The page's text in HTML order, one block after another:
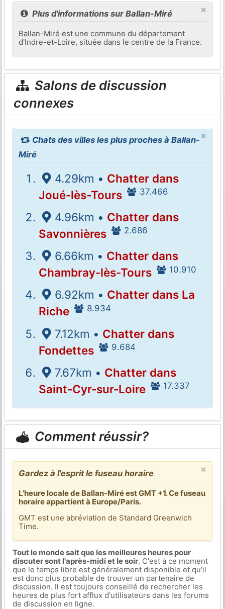
×
Plus d'informations sur Ballan-Miré
Ballan-Miré est une commune du département
d'Indre-et-Loire, située dans le centre de la France.
Salons de discussion
connexes
×
Chats des villes les plus proches à Ballan-
Miré
4.29km • Chatter dans
Joué-lès-Tours
37.466
4.96km • Chatter dans
Savonnières
2.686
6.66km • Chatter dans
Chambray-lès-Tours
10.910
6.92km • Chatter dans La
Riche
8.934
7.12km • Chatter dans
Fondettes
9.684
7.67km • Chatter dans
Saint-Cyr-sur-Loire
17.337
Comment réussir?
×
Gardez à l'esprit le fuseau horaire
L'heure locale de Ballan-Miré est GMT +1. Ce fuseau
horaire appartient à Europe/Paris.
GMT est une abréviation de Standard Greenwich
Time.
Tout le monde sait que les meilleures heures pour
discuter sont l'après-midi et le soir. C'est à ce moment
que le temps libre est généralement disponible et qu'il
est donc plus probable de trouver un partenaire de
discussion. Il est toujours conseillé de rechercher les
heures de plus fort afflux d'utilisateurs dans les forums
de discussion en ligne.